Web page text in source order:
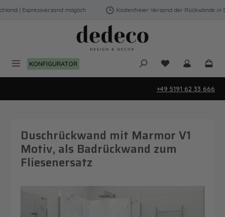
Zum Hauptinhalt springen
| Expressversand möglich Kostenfreier Versand der Rückwände in
KONFIGURATOR Du hast 0
+49 5191 62 33 666
Duschrückwand mit Marmor V1
Motiv, als Badrückwand zum
Fliesenersatz